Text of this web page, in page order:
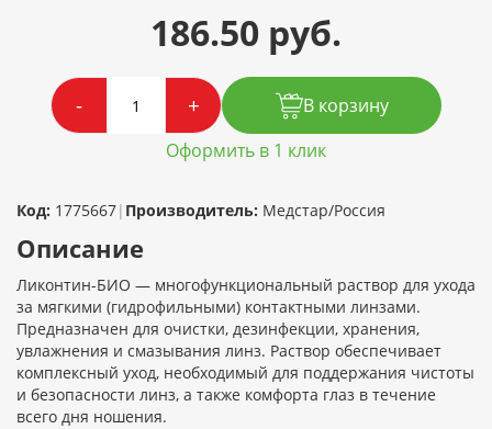
186.50 руб.
- +
В корзину
Оформить в 1 клик
Код: 1775667| Производитель: Медстар/Россия
Описание
Ликонтин-БИО — многофункциональный раствор для ухода
за мягкими (гидрофильными) контактными линзами.
Предназначен для очистки, дезинфекции, хранения,
увлажнения и смазывания линз. Раствор обеспечивает
комплексный уход, необходимый для поддержания чистоты
и безопасности линз, а также комфорта глаз в течение
всего дня ношения.